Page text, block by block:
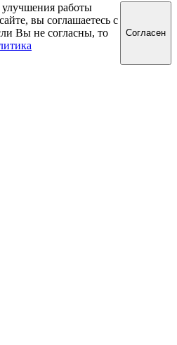
работы
вы соглашаетесь с
Вы не согласны, то
Cогласен